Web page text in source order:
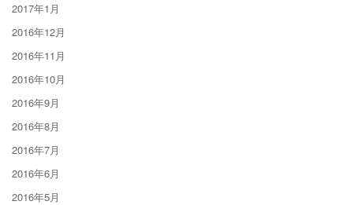
2017年1月
2016年12月
2016年11月
2016年10月
2016年9月
2016年8月
2016年7月
2016年6月
2016年5月